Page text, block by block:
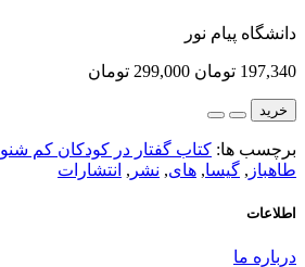
دانشگاه پیام نور
197,340 تومان 299,000 تومان
خرید
برچسب ها: کتاب گفتار در کودکان کم شنوا
طاهباز , گیسا, های, نشر , انتشارات
اطلاعات
درباره ما